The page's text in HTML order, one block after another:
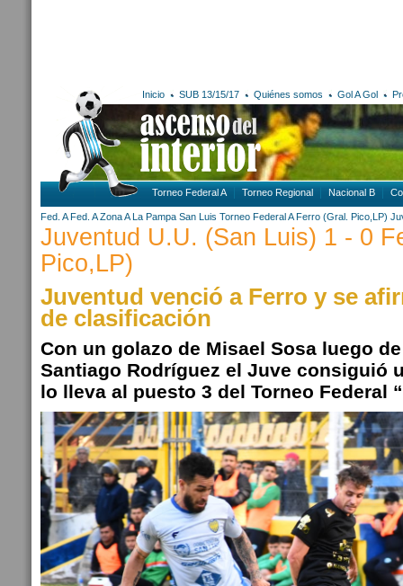
Inicio SUB 13/15/17 Quiénes somos Gol A Gol
Torneo Federal A Torneo Regional Nacional B
Fed. A Fed. A Zona A La Pampa San Luis Torneo Federal A Ferro (Gral. Pico,LP)
Juventud U.U. (San Luis) 1 - 0
Pico,LP)
Juventud venció a Ferro y se
de clasificación
Con un golazo de Misael Sosa luego
Santiago Rodríguez el Juve consiguió
lo lleva al puesto 3 del Torneo Federal